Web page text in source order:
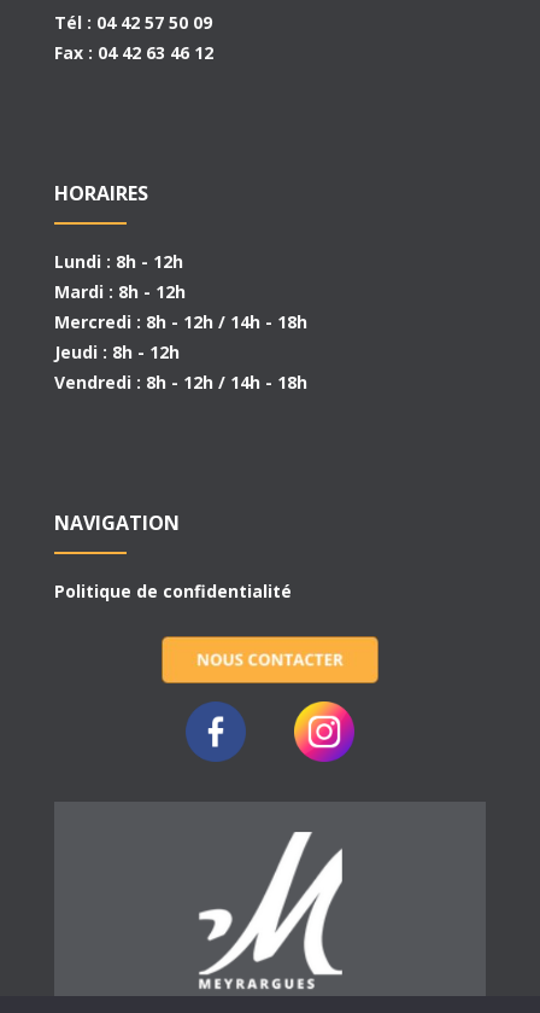
Tél : 04 42 57 50 09
Fax : 04 42 63 46 12
HORAIRES
Lundi : 8h - 12h
Mardi : 8h - 12h
Mercredi : 8h - 12h / 14h - 18h
Jeudi : 8h - 12h
Vendredi : 8h - 12h / 14h - 18h
NAVIGATION
Politique de confidentialité